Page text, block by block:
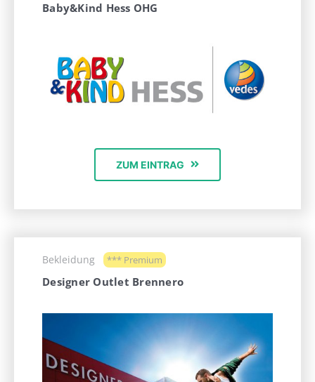
Baby&Kind Hess OHG
ZUM EINTRAG
Bekleidung *** Premium
Designer Outlet Brennero